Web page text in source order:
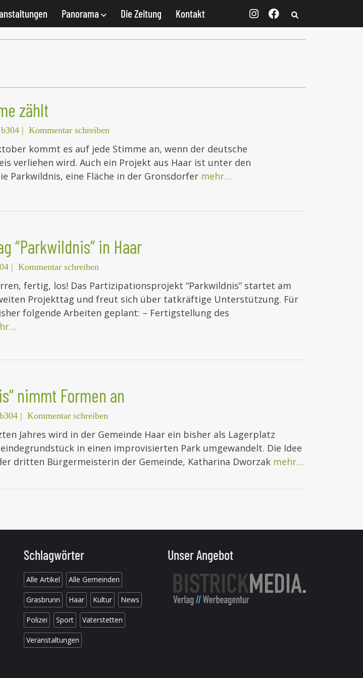
Panorama Die Zeitung Kontakt
zählt
b304 | Kommentar schreiben
kommt es auf jede Stimme an, wenn der deutsche
verliehen wird. Auch ein Projekt aus Haar ist unter den
Parkwildnis, eine Fläche in der Gronsdorfer mehr…
“Parkwildnis” in Haar
| Kommentar schreiben
fertig, los! Das Partizipationsprojekt “Parkwildnis” startet am
Projekttag und freut sich über tatkräftige Unterstützung. Für
folgende Arbeiten geplant: – Fertigstellung des
nimmt Formen an
b304 | Kommentar schreiben
Jahres wird in der Gemeinde Haar ein bisher als Lagerplatz
in einen improvisierten Park umgewandelt. Die Idee
dritten Bürgermeisterin der Gemeinde, Katharina Dworzak mehr…
Schlagwörter
Alle Artikel Alle Gemeinden
Grasbrunn Haar Kultur News
Polizei Sport Vaterstetten
Veranstaltungen
Unser Angebot